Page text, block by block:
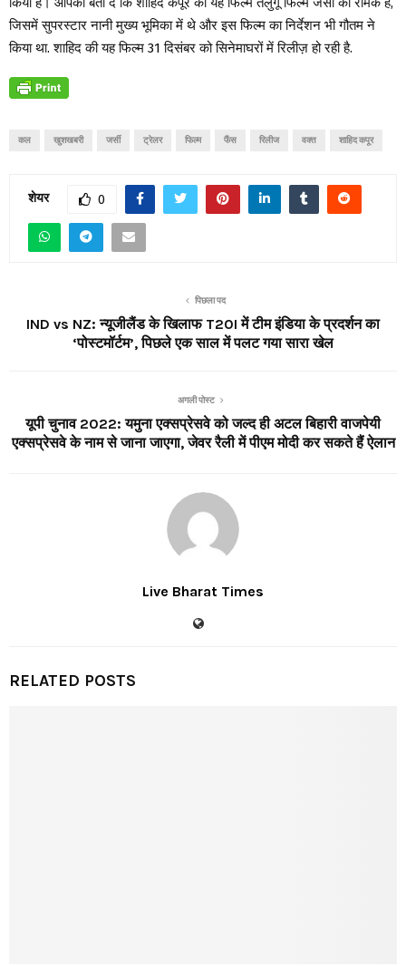
जिसमें सुपरस्टार नानी मुख्य भूमिका में थे और इस फिल्म का निर्देशन भी गौतम ने
किया था. शाहिद की यह फिल्म 31 दिसंबर को सिनेमाघरों में रिलीज़ हो रही है.
कल खुशखबरी जर्सी ट्रेलर फिल्म फैंस रिलीज वक्त शाहिद कपूर
शेयर 0
पिछला पद
IND vs NZ: न्यूजीलैंड के खिलाफ T20I में टीम इंडिया के प्रदर्शन का
‘पोस्टमॉर्टम’, पिछले एक साल में पलट गया सारा खेल
अगली पोस्ट
यूपी चुनाव 2022: यमुना एक्सप्रेसवे को जल्द ही अटल बिहारी वाजपेयी
एक्सप्रेसवे के नाम से जाना जाएगा, जेवर रैली में पीएम मोदी कर सकते हैं ऐलान
Live Bharat Times
RELATED POSTS